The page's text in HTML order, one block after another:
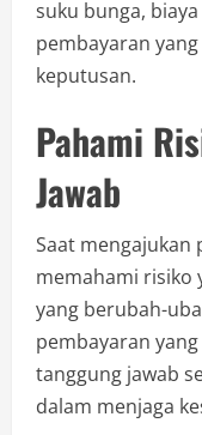
suku bunga,
pembayaran
keputusan.
Pahami
Jawab
Saat
memahami risiko
yang berubah-
pembayaran
tanggung jawab
dalam menjaga